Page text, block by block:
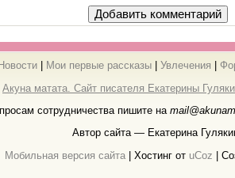
Новости Мои первые рассказы Увлечения
Акуна матата. Сайт писателя Екатерины
сотрудничества пишите на
Автор сайта — Екатерина
Мобильная версия сайта | Хостинг от uCoz |